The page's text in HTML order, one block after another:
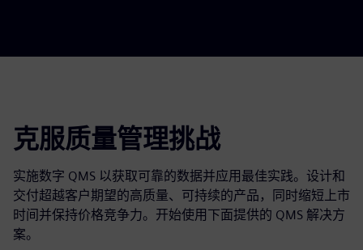
克服质量管理挑战
实施数字 QMS 以获取可靠的数据并应用最佳实践。设计和
交付超越客户期望的高质量、可持续的产品，同时缩短上市
时间并保持价格竞争力。开始使用下面提供的 QMS 解决方
案。